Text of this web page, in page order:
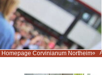
Homepage Corvinianum Northeim